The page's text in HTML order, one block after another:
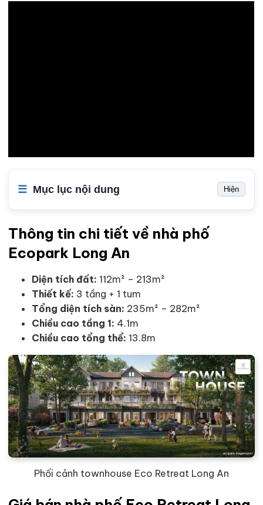
Mục lục nội dung Hiện
Thông tin chi tiết về nhà phố
Ecopark Long An
Diện tích đất: 112m² – 213m²
Thiết kế: 3 tầng + 1 tum
Tổng diện tích sàn: 235m² – 282m²
Chiều cao tầng 1: 4.1m
Chiều cao tổng thể: 13.8m
Phối cảnh townhouse Eco Retreat Long An